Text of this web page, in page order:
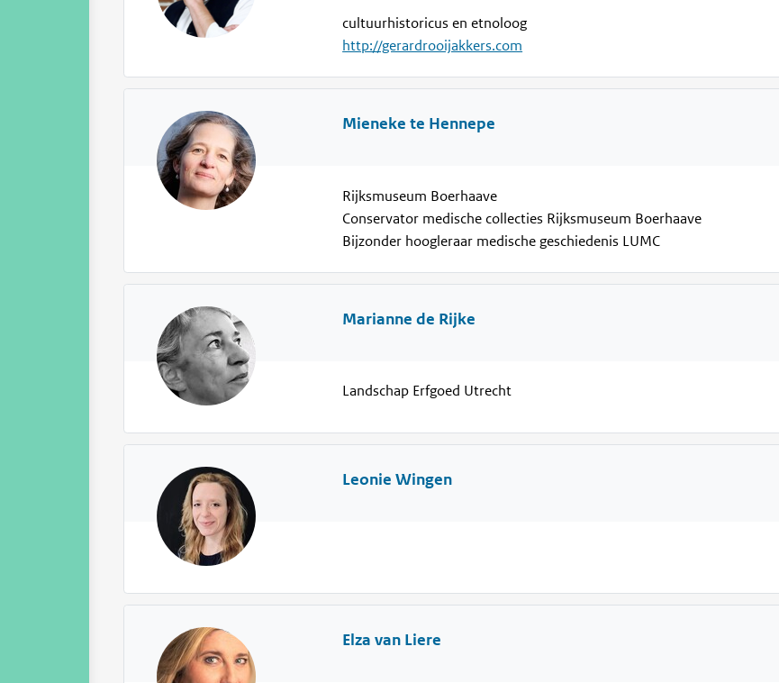
cultuurhistoricus en etnoloog
http://gerardrooijakkers.com
Mieneke te Hennepe
Rijksmuseum Boerhaave
Conservator medische collecties Rijksmuseum Boerhaave
Bijzonder hoogleraar medische geschiedenis LUMC
Marianne de Rijke
Landschap Erfgoed Utrecht
Leonie Wingen
Elza van Liere